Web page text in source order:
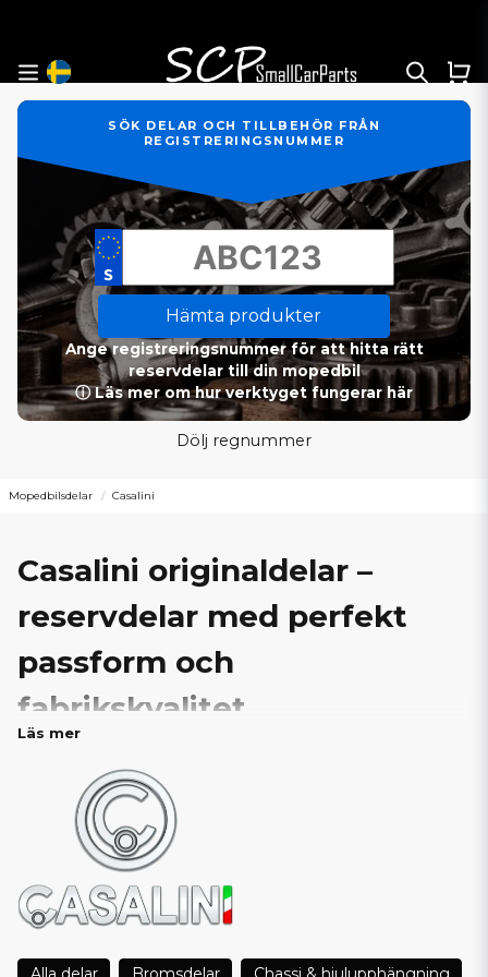
SÖK DELAR OCH TILLBEHÖR FRÅN
REGISTRERINGSNUMMER
Hämta produkter
Ange registreringsnummer för att hitta rätt
reservdelar till din mopedbil
ⓘ Läs mer om hur verktyget fungerar här
Dölj regnummer
Mopedbilsdelar Casalini
Casalini originaldelar –
reservdelar med perfekt
passform och
fabrikskvalitet
Hos SCP Mopedbilsdelar är vi stolta återförsäljare av
noggrant utvalt sortiment av reservdelar som är tillverkade
enligt Casalinis egna specifikationer – med samma höga krav på
kvalitet, passform och prestanda som delarna som levererades
med bilen från fabrik.
Att använda originaldelar säkerställer att din Casalini fungerar
som det är tänkt, med full kompatibilitet mellan komponenter
och system. Originaldelar ger dig trygghet och längre livslängd
Läs mer